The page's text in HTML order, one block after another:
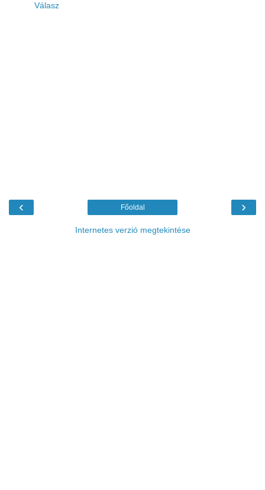
Válasz
‹ ›
Főoldal
Internetes verzió megtekintése